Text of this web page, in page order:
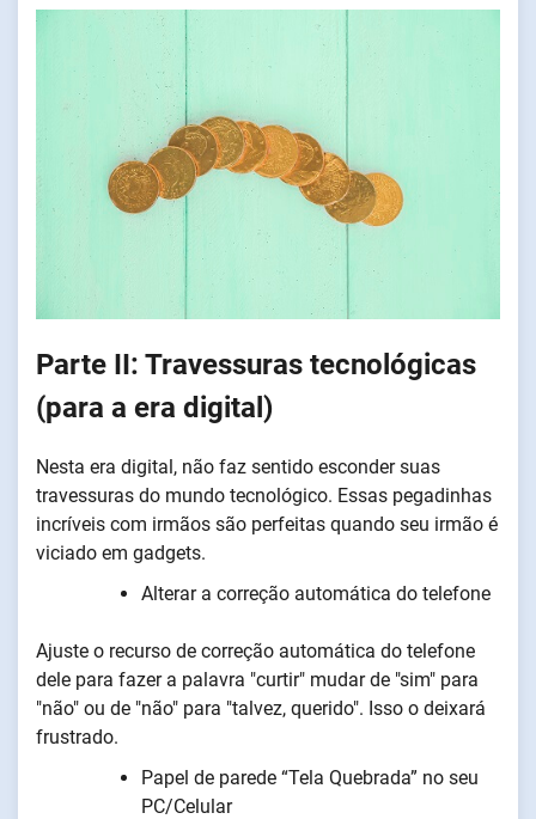
Parte II: Travessuras tecnológicas
(para a era digital)
Nesta era digital, não faz sentido esconder suas
travessuras do mundo tecnológico. Essas pegadinhas
incríveis com irmãos são perfeitas quando seu irmão é
viciado em gadgets.
Alterar a correção automática do telefone
Ajuste o recurso de correção automática do telefone
dele para fazer a palavra "curtir" mudar de "sim" para
"não" ou de "não" para "talvez, querido". Isso o deixará
frustrado.
Papel de parede “Tela Quebrada” no seu
PC/Celular